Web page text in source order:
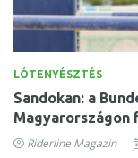
LÓTENYÉSZTÉS
Sandokan: a
Magyarországon
Riderline Magazin